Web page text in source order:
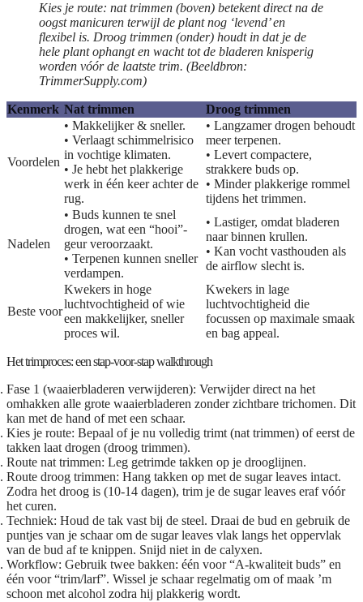
Kies je route: nat trimmen (boven) betekent direct na de
oogst manicuren terwijl de plant nog ‘levend’ en
flexibel is. Droog trimmen (onder) houdt in dat je de
hele plant ophangt en wacht tot de bladeren knisperig
worden vóór de laatste trim. (Beeldbron:
TrimmerSupply.com)
Kenmerk Nat trimmen Droog trimmen
Voordelen
• Makkelijker & sneller.
• Verlaagt schimmelrisico
in vochtige klimaten.
• Je hebt het plakkerige
werk in één keer achter de
rug.
• Langzamer drogen behoudt
meer terpenen.
• Levert compactere,
strakkere buds op.
• Minder plakkerige rommel
tijdens het trimmen.
Nadelen
• Buds kunnen te snel
drogen, wat een “hooi”-
geur veroorzaakt.
• Terpenen kunnen sneller
verdampen.
• Lastiger, omdat bladeren
naar binnen krullen.
• Kan vocht vasthouden als
de airflow slecht is.
Beste voor
Kwekers in hoge
luchtvochtigheid of wie
een makkelijker, sneller
proces wil.
Kwekers in lage
luchtvochtigheid die
focussen op maximale smaak
en bag appeal.
Het trimproces: een stap-voor-stap walkthrough
Fase 1 (waaierbladeren verwijderen): Verwijder direct na het
omhakken alle grote waaierbladeren zonder zichtbare trichomen. Dit
kan met de hand of met een schaar.
Kies je route: Bepaal of je nu volledig trimt (nat trimmen) of eerst de
takken laat drogen (droog trimmen).
Route nat trimmen: Leg getrimde takken op je drooglijnen.
Route droog trimmen: Hang takken op met de sugar leaves intact.
Zodra het droog is (10-14 dagen), trim je de sugar leaves eraf vóór
het curen.
Techniek: Houd de tak vast bij de steel. Draai de bud en gebruik de
puntjes van je schaar om de sugar leaves vlak langs het oppervlak
van de bud af te knippen. Snijd niet in de calyxen.
Workflow: Gebruik twee bakken: één voor “A-kwaliteit buds” en
één voor “trim/larf”. Wissel je schaar regelmatig om of maak ’m
schoon met alcohol zodra hij plakkerig wordt.